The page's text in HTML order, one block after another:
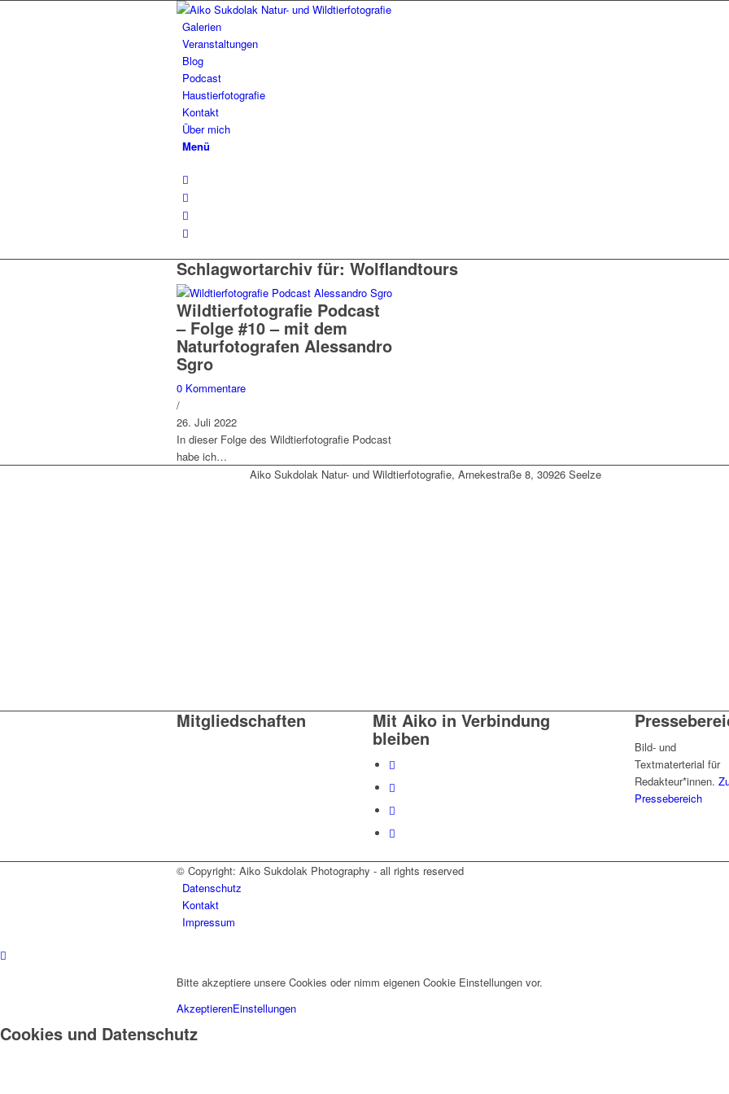
Galerien
Veranstaltungen
Blog
Podcast
Haustierfotografie
Kontakt
Über mich
Menü
Schlagwortarchiv für: Wolflandtours
Wildtierfotografie Podcast
– Folge #10 – mit dem
Naturfotografen Alessandro
Sgro
0 Kommentare
/
26. Juli 2022
In dieser Folge des Wildtierfotografie Podcast
habe ich…
Aiko Sukdolak Natur- und Wildtierfotografie, Arnekestraße 8, 30926 Seelze
Mitgliedschaften Mit Aiko in Verbindung
bleiben
Bild- und
Textmaterterial für
Redakteur*innen.
Pressebereich
© Copyright: Aiko Sukdolak Photography - all rights reserved
Datenschutz
Kontakt
Impressum
Bitte akzeptiere unsere Cookies oder nimm eigenen Cookie Einstellungen vor.
AkzeptierenEinstellungen
Cookies und Datenschutz